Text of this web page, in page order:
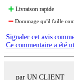
Livraison rapide
Dommage qu'il faille
Signaler cet avis
Ce commentaire a été
par UN CLIENT